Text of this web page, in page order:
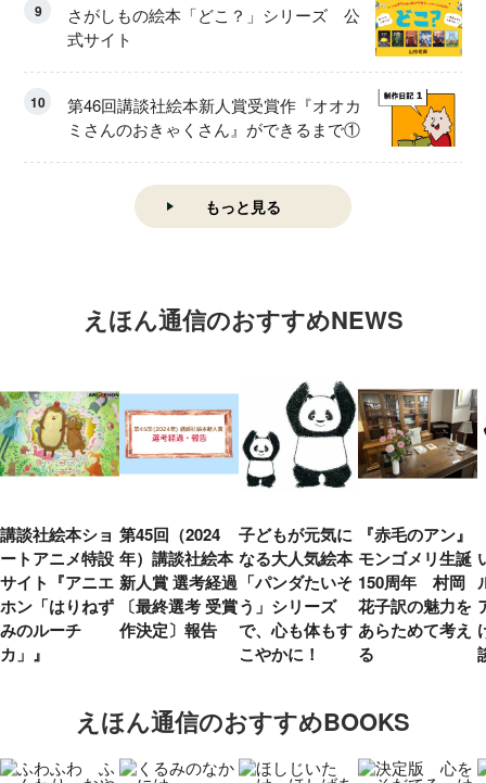
9
さがしもの絵本「どこ？」シリーズ 公
式サイト
10
第46回講談社絵本新人賞受賞作『オオカ
ミさんのおきゃくさん』ができるまで①
もっと見る
えほん通信のおすすめNEWS
講談社絵本ショ
ートアニメ特設
サイト『アニエ
ホン「はりねず
みのルーチ
カ」』
第45回（2024
年）講談社絵本
新人賞 選考経過
〔最終選考 受賞
作決定〕報告
子どもが元気に
なる大人気絵本
「パンダたいそ
う」シリーズ
で、心も体もす
こやかに！
『赤毛のアン』
モンゴメリ生誕
150周年 村岡
花子訳の魅力を
あらためて考え
る
えほん通信のおすすめBOOKS